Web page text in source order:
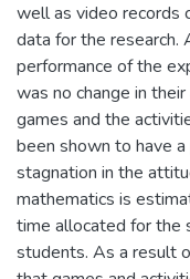
well as video records
data for the research.
performance of the
was no change in
games and the
been shown to have
stagnation in the
mathematics is
time allocated for the
students. As a result